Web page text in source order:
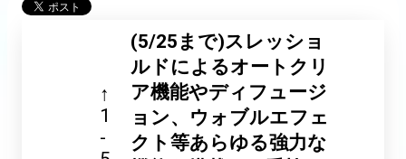
↑
1
-
(5/25まで)スレッショ
ルドによるオートクリ
ア機能やディフュージ
ョン、ウォブルエフェ
クト等あらゆる強力な